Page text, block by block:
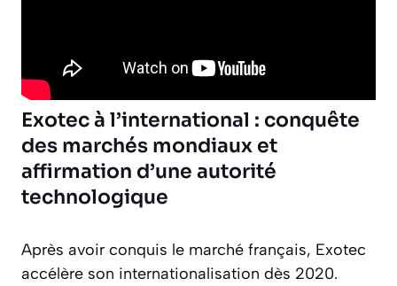
Exotec à l’international : conquête
des marchés mondiaux et
affirmation d’une autorité
technologique
Après avoir conquis le marché français, Exotec
accélère son internationalisation dès 2020.